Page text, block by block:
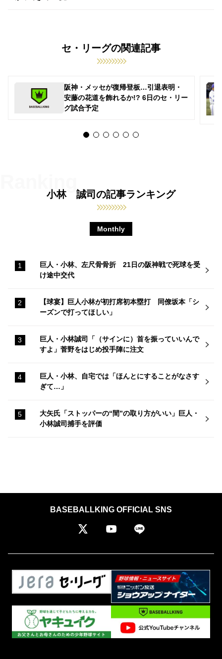
セ・リーグの関連記事
阪神・メッセが復帰登板…引退表明・
安藤の花道を飾れるか!? 6日のセ・リー
グ試合予定
小林 誠司の記事ランキング
Monthly
巨人・小林、左尺骨骨折 21日の阪神戦で死球を受
け途中交代
【球宴】巨人小林が初打席初本塁打 同僚坂本「シ
ーズンで打ってほしい」
巨人・小林誠司「（サインに）首を振っていいんで
すよ」菅野をはじめ投手陣に注文
巨人・小林、自宅では「ほんとにすることがなさす
ぎて…」
大矢氏「ストッパーの“間”の取り方がいい」巨人・
小林誠司捕手を評価
BASEBALLKING OFFICIAL SNS